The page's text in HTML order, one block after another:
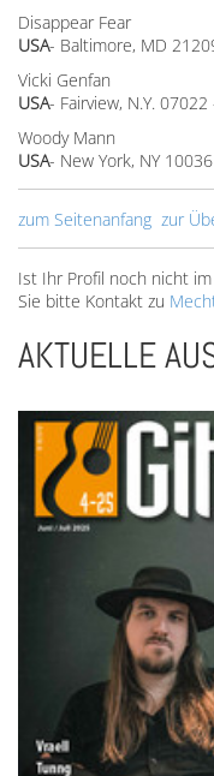
Disappear Fear
USA- Baltimore, MD
Vicki Genfan
USA- Fairview, N.Y. 07022
Woody Mann
USA- New York, NY 10036
zum Seitenanfang zur
Ist Ihr Profil noch nicht
Sie bitte Kontakt zu
AKTUELLE